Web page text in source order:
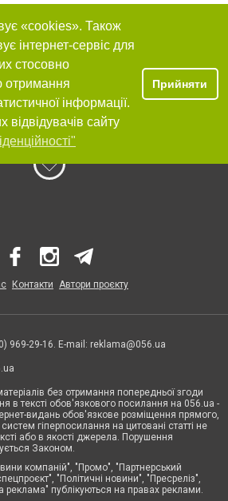
«cookies». Також
інтернет-сервіс для
стосовно
отримання
інформації.
сайту
Прийняти
Контакти Автори проєкту
969-29-16. E-mail: reklama@056.ua
без отримання попередньої згоди
в тексті обов'язкового посилання на 056.ua -
видань обов'язкове розміщення прямого,
гіперпосилання на цитовані статті не
або в якості джерела. Порушення
Законом.
компаній", "Промо", "Партнерський
"Політичні новини", "Пресреліз",
реклама" публікуються на правах реклами.